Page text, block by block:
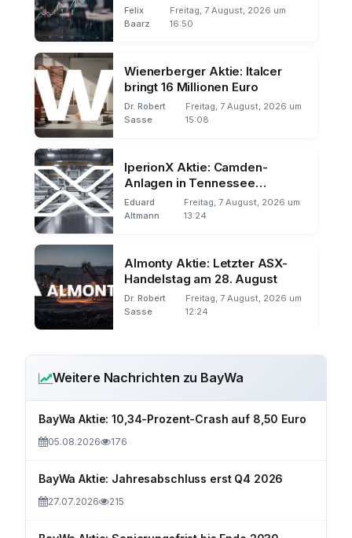
Ernennung
Felix
Baarz
Freitag, 7 August, 2026 um
16:50
Wienerberger Aktie: Italcer
bringt 16 Millionen Euro
Dr. Robert
Sasse
Freitag, 7 August, 2026 um
15:08
IperionX Aktie: Camden-
Anlagen in Tennessee
übernommen
Eduard
Altmann
Freitag, 7 August, 2026 um
13:24
Almonty Aktie: Letzter ASX-
Handelstag am 28. August
Dr. Robert
Sasse
Freitag, 7 August, 2026 um
12:24
Weitere Nachrichten zu BayWa
BayWa Aktie: 10,34-Prozent-Crash auf 8,50 Euro
05.08.2026 176
BayWa Aktie: Jahresabschluss erst Q4 2026
27.07.2026 215